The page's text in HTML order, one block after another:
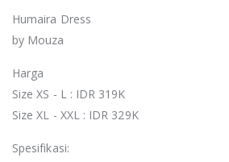
Humaira Dress
by Mouza
Harga
Size XS - L : IDR 319K
Size XL - XXL : IDR 329K
Spesifikasi: